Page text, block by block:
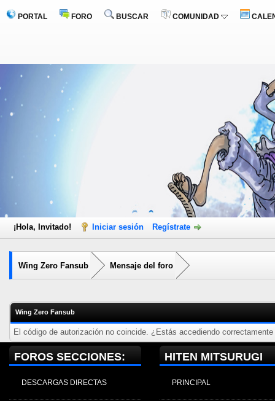
PORTAL FORO BUSCAR COMUNIDAD
¡Hola, Invitado! Iniciar sesión Regístrate
Wing Zero Fansub Mensaje del foro
Wing Zero Fansub
El código de autorización no coincide. ¿Estás accediendo
FOROS SECCIONES:
DESCARGAS DIRECTAS
HITEN MITSURUGI
PRINCIPAL